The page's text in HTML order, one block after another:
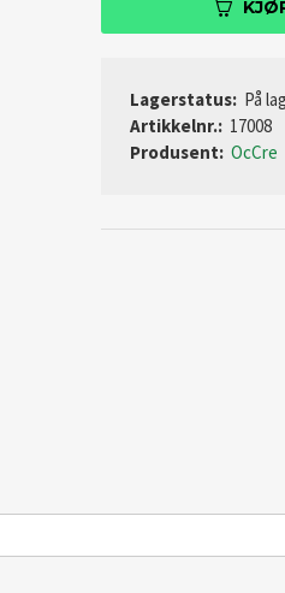
Lagerstatus: På
Artikkelnr.: 17008
Produsent: OcCre